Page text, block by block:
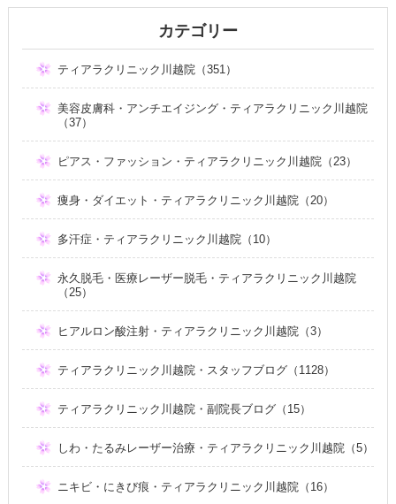
カテゴリー
ティアラクリニック川越院（351）
美容皮膚科・アンチエイジング・ティアラクリニック川越院
（37）
ピアス・ファッション・ティアラクリニック川越院（23）
痩身・ダイエット・ティアラクリニック川越院（20）
多汗症・ティアラクリニック川越院（10）
永久脱毛・医療レーザー脱毛・ティアラクリニック川越院
（25）
ヒアルロン酸注射・ティアラクリニック川越院（3）
ティアラクリニック川越院・スタッフブログ（1128）
ティアラクリニック川越院・副院長ブログ（15）
しわ・たるみレーザー治療・ティアラクリニック川越院（5）
ニキビ・にきび痕・ティアラクリニック川越院（16）